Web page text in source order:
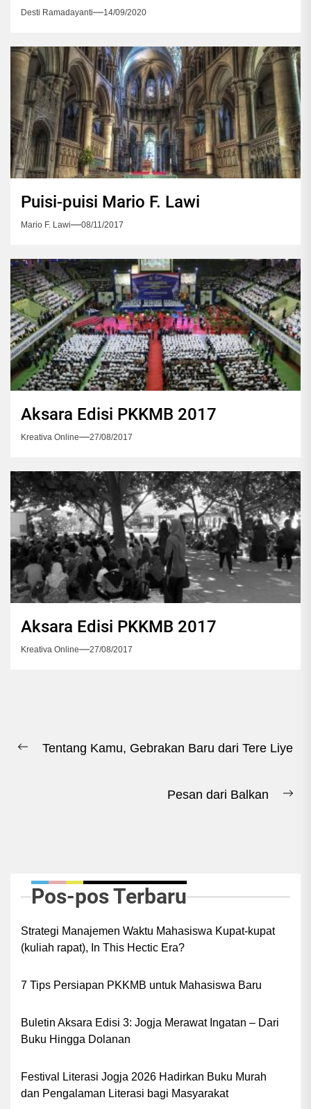
Desti Ramadayanti 14/09/2020
Puisi-puisi Mario F. Lawi
Mario F. Lawi 08/11/2017
Aksara Edisi PKKMB 2017
Kreativa Online 27/08/2017
Aksara Edisi PKKMB 2017
Kreativa Online 27/08/2017
pos
Previous
Tentang Kamu, Gebrakan Baru dari Tere Liye
Pesan dari Balkan
Pos-pos Terbaru
Strategi Manajemen Waktu Mahasiswa Kupat-kupat
(kuliah rapat), In This Hectic Era?
7 Tips Persiapan PKKMB untuk Mahasiswa Baru
Buletin Aksara Edisi 3: Jogja Merawat Ingatan – Dari
Buku Hingga Dolanan
Festival Literasi Jogja 2026 Hadirkan Buku Murah
dan Pengalaman Literasi bagi Masyarakat